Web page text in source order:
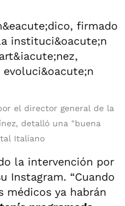
el director general de la
detalló una "buena
Italiano
la intervención por
Instagram. “Cuando
médicos ya habrán